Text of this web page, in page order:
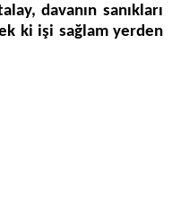
davanın sanıkları
ki işi sağlam yerden